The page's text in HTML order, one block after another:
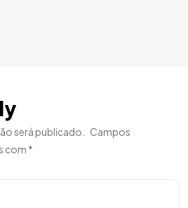
será publicado.
Campos
com *